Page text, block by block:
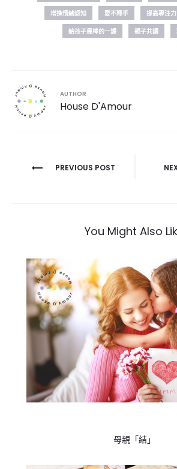
增進情緒認知
愛不釋手 提高專注力
給孩子最棒的一課
親子共讀
AUTHOR
House D'Amour
PREVIOUS POST
You Might Also
母親「結」